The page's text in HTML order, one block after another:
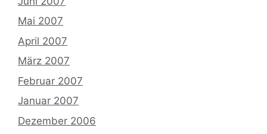
Mai 2007
April 2007
März 2007
Februar 2007
Januar 2007
Dezember 2006